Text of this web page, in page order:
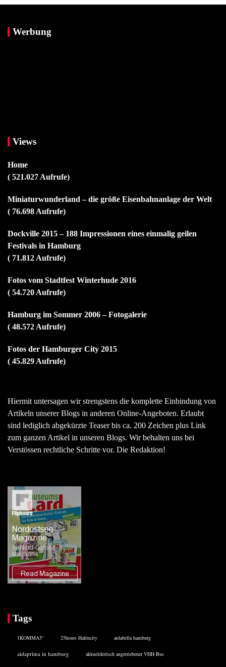
Werbung
Views
Home
( 521.027 Aufrufe)
Miniaturwunderland – die größe Eisenbahnanlage der Welt
( 76.698 Aufrufe)
Dockville 2015 – 188 Impressionen eines einmalig geilen
Festivals in Hamburg
( 71.812 Aufrufe)
Fotos vom Stadtfest Winterhude 2016
( 54.720 Aufrufe)
Hamburg im Sommer 2006 – Fotogalerie
( 48.572 Aufrufe)
Fotos der Hamburger City 2015
( 45.829 Aufrufe)
Hiermit untersagen wir strengstens die komplette Einbindung von
Artikeln unserer Blogs in anderen Online-Angeboten. Erlaubt
sind lediglich abgekürzte Teaser bis ca. 200 Zeichen plus Link
zum ganzen Artikel in unseren Blogs. Wir behalten uns bei
Verstössen rechtliche Schritte vor. Die Redaktion!
Tags
1KOMMA5° 25hours Hafencity aidabella hamburg
aidaprima in hamburg akkuelektrisch angetriebener VHH-Bus